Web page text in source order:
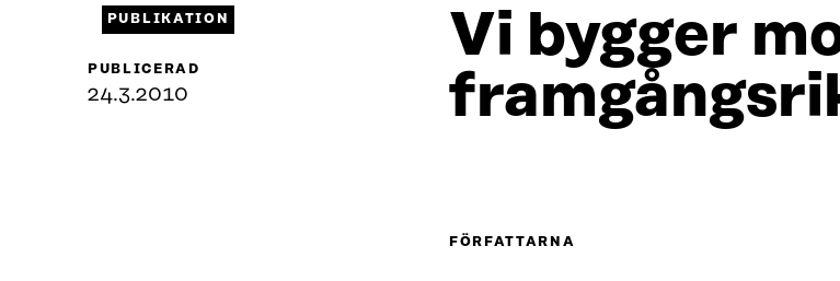
Vi bygger
PUBLIKATION
PUBLICERAD
24.3.2010
FÖRFATTARNA